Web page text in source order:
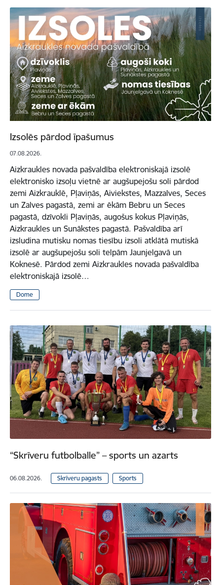
Izsolēs pārdod īpašumus
07.08.2026.
Aizkraukles novada pašvaldība elektroniskajā izsolē
elektronisko izsoļu vietnē ar augšupejošu soli pārdod
zemi Aizkrauklē, Pļaviņās, Aiviekstes, Mazzalves, Seces
un Zalves pagastā, zemi ar ēkām Bebru un Seces
pagastā, dzīvokli Pļaviņās, augošus kokus Pļaviņās,
Aizkraukles un Sunākstes pagastā. Pašvaldība arī
izsludina mutisku nomas tiesību izsoli atklātā mutiskā
izsolē ar augšupejošu soli telpām Jaunjelgavā un
Koknesē. Pārdod zemi Aizkraukles novada pašvaldība
elektroniskajā izsolē…
Dome
“Skrīveru futbolballe” – sports un azarts
06.08.2026. Skrīveru pagasts Sports